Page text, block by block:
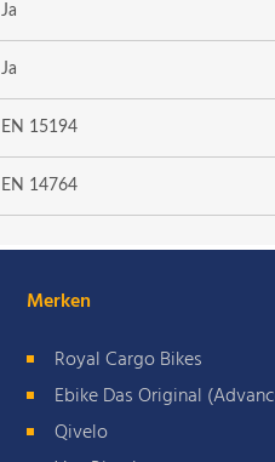
Ja
Ja
EN 15194
EN 14764
Merken
Royal Cargo Bikes
Ebike Das Original
Qivelo